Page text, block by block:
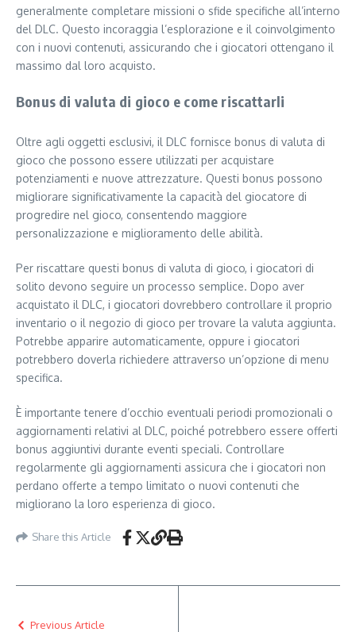
generalmente completare missioni o sfide specifiche all’interno
del DLC. Questo incoraggia l’esplorazione e il coinvolgimento
con i nuovi contenuti, assicurando che i giocatori ottengano il
massimo dal loro acquisto.
Bonus di valuta di gioco e come riscattarli
Oltre agli oggetti esclusivi, il DLC fornisce bonus di valuta di
gioco che possono essere utilizzati per acquistare
potenziamenti e nuove attrezzature. Questi bonus possono
migliorare significativamente la capacità del giocatore di
progredire nel gioco, consentendo maggiore
personalizzazione e miglioramento delle abilità.
Per riscattare questi bonus di valuta di gioco, i giocatori di
solito devono seguire un processo semplice. Dopo aver
acquistato il DLC, i giocatori dovrebbero controllare il proprio
inventario o il negozio di gioco per trovare la valuta aggiunta.
Potrebbe apparire automaticamente, oppure i giocatori
potrebbero doverla richiedere attraverso un’opzione di menu
specifica.
È importante tenere d’occhio eventuali periodi promozionali o
aggiornamenti relativi al DLC, poiché potrebbero essere offerti
bonus aggiuntivi durante eventi speciali. Controllare
regolarmente gli aggiornamenti assicura che i giocatori non
perdano offerte a tempo limitato o nuovi contenuti che
migliorano la loro esperienza di gioco.
Share this Article
Previous Article